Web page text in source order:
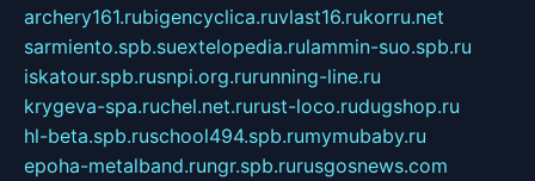
archery161.rubigencyclica.ruvlast16.rukorru.net
sarmiento.spb.suextelopedia.rulammin-suo.spb.ru
iskatour.spb.rusnpi.org.rurunning-line.ru
krygeva-spa.ruchel.net.rurust-loco.rudugshop.ru
hl-beta.spb.ruschool494.spb.rumymubaby.ru
epoha-metalband.rungr.spb.rurusgosnews.com